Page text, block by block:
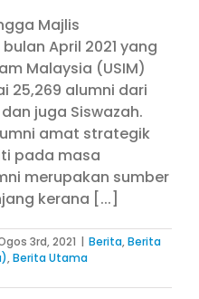
Majlis
April 2021 yang
Malaysia (USIM)
25,269 alumni dari
juga Siswazah.
amat strategik
pada masa
merupakan sumber
kerana [...]
3rd, 2021 | Berita,Berita
,Berita Utama